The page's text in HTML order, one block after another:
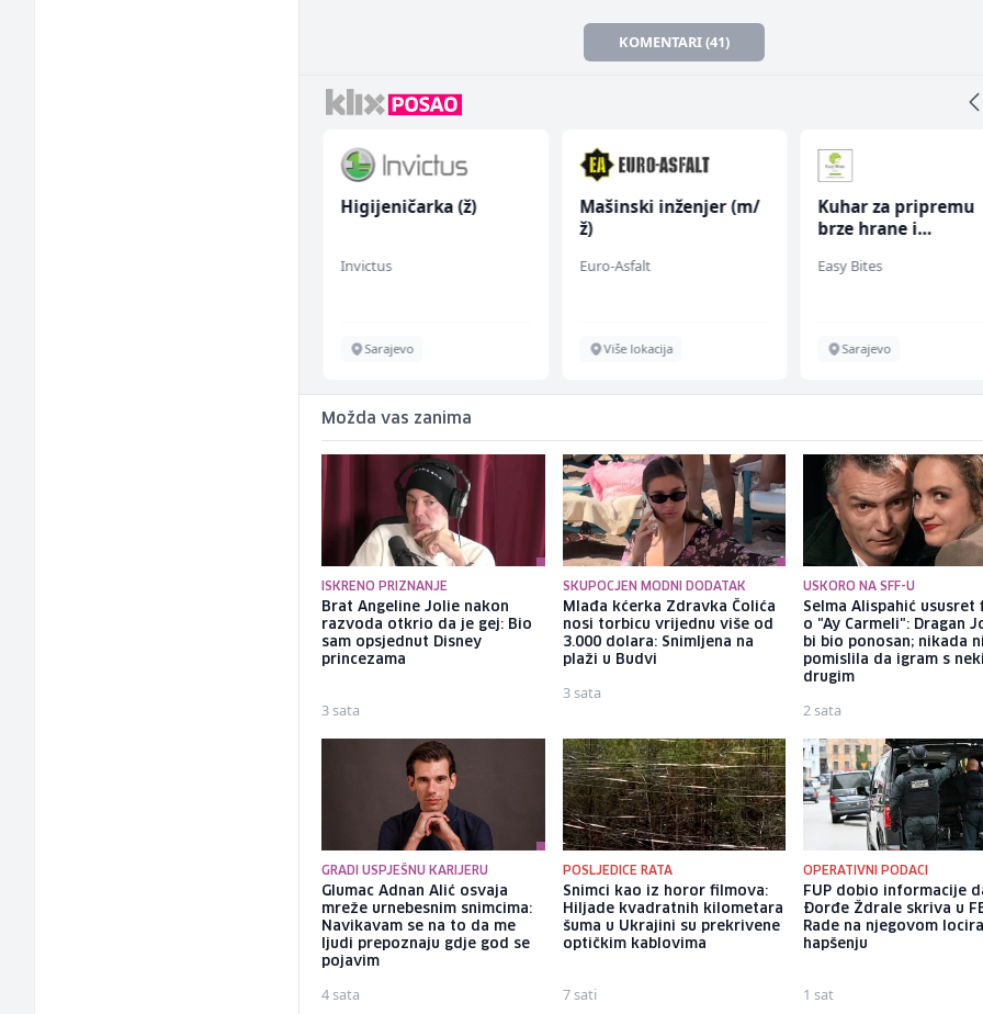
KOMENTARI (41)
Higijeničarka (ž)
Invictus
Sarajevo
Mašinski inženjer (m/
ž)
Euro-Asfalt
Više lokacija
Kuhar za pripremu
brze hrane i
ž)
Easy Bites
Sarajevo
Možda vas zanima
ISKRENO PRIZNANJE
Brat Angeline Jolie nakon
razvoda otkrio da je gej: Bio
sam opsjednut Disney
princezama
3 sata
SKUPOCJEN MODNI DODATAK
Mlađa kćerka Zdravka Čolića
nosi torbicu vrijednu više od
3.000 dolara: Snimljena na
plaži u Budvi
3 sata
USKORO NA SFF-U
Selma Alispahić ususret
o "Ay Carmeli": Dragan
bi bio ponosan; nikada
pomislila da igram s
drugim
2 sata
GRADI USPJEŠNU KARIJERU
Glumac Adnan Alić osvaja
mreže urnebesnim snimcima:
Navikavam se na to da me
ljudi prepoznaju gdje god se
pojavim
4 sata
POSLJEDICE RATA
Snimci kao iz horor filmova:
Hiljade kvadratnih kilometara
šuma u Ukrajini su prekrivene
optičkim kablovima
7 sati
OPERATIVNI PODACI
FUP dobio informacije
Đorđe Ždrale skriva u
Rade na njegovom
hapšenju
1 sat